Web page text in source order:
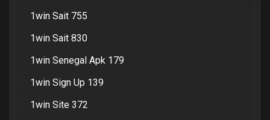
1win Sait 755
1win Sait 830
1win Senegal Apk 179
1win Sign Up 139
1win Site 372